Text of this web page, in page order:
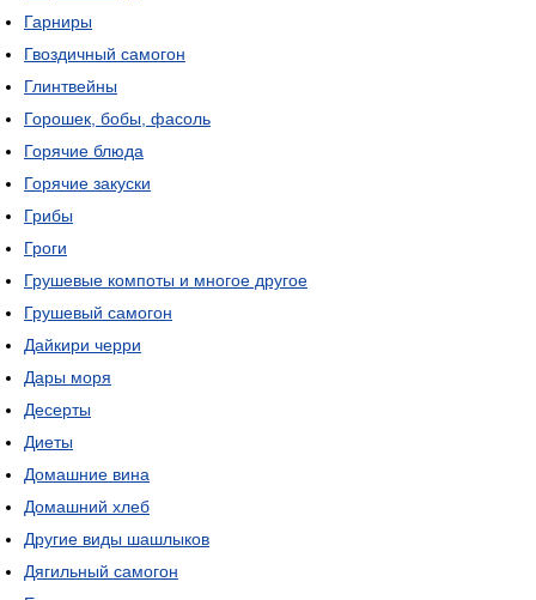
Гарниры
Гвоздичный самогон
Глинтвейны
Горошек, бобы, фасоль
Горячие блюда
Горячие закуски
Грибы
Гроги
Грушевые компоты и многое другое
Грушевый самогон
Дайкири черри
Дары моря
Десерты
Диеты
Домашние вина
Домашний хлеб
Другие виды шашлыков
Дягильный самогон